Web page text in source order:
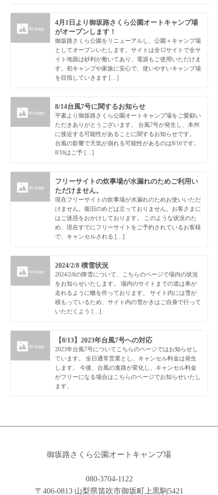
4月1日より御坂路さくら公園オートキャンプ場
がオープンします！
御坂路さくら公園をリニューアルし、公園＋キャンプ場
としてオープンいたします。サイトは全12サイトで全サ
イト地面は砂利が敷いてあり、電源もご使用いただけま
す。初キャンプや家族に安心で、使いやすいキャンプ場
を目指していきます […]
8/14台風7号に関するお知らせ
平素より御坂路さくら公園オートキャンプ場をご愛顧い
ただきありがとうございます。 台風7号が発生し、本州
に接近する可能性があることに関するお知らせです。
台風の影響で天気が崩れる可能性があるのは8/16です。
8/16はご予 […]
フリーサイトの炊事場が水漏れのためご利用い
ただけません。
現在フリーサイトの炊事場が水漏れのためお使いいただ
けません。復旧のめどは立っておりません。お客さまに
はご迷惑をおかけしております。 このような状況のた
め、現在すでにフリーサイトをご予約されているお客様
で、キャンセルされる […]
2024/2/8 積雪状況
2024/2/6の降雪について、こちらのページで場内の状況
をお知らせいたします。 場内のサイトまでの道は車が
走れるように轍を作っております。 サイト内には雪が
積もっているため、サイト内の雪かきはご自身で行って
いただくよう […]
【8/13】2023年台風7号への対応
2023年台風7号についてこちらのページではお知らせし
ています。 全日通常営業とし、キャンセル料金は発生
します。 今後、台風の進路が変化し、キャンセル料金
がフリーになる場合はこちらのページでお知らせいたし
ます。
御坂路さくら公園オートキャンプ場
080-3704-1122
〒406-0813 山梨県笛吹市御坂町上黒駒5421